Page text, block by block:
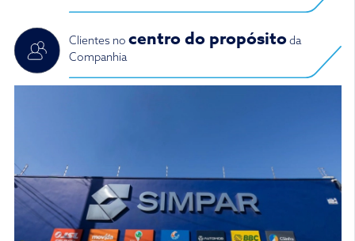
Clientes nocentro do propósitoda
Companhia